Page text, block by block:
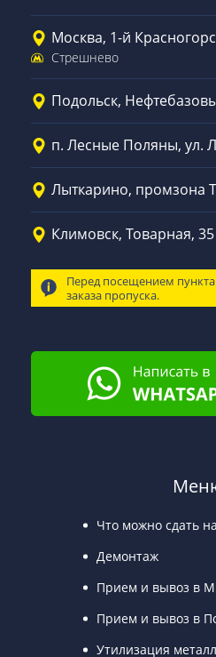
Москва, 1-й
Стрешнево
Подольск,
п. Лесные Поляны, ул.
Лыткарино, промзона
Климовск, Товарная, 35
Перед посещением
заказа пропуска.
Что можно сдать
Демонтаж
Прием и вывоз в
Прием и вывоз в
Утилизация